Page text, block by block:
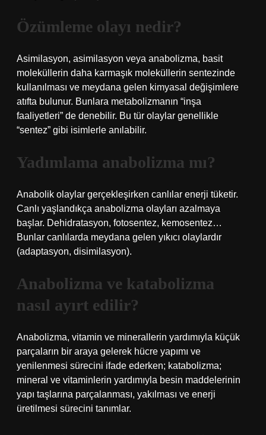
Özümleme olayı nedir?
Asimilasyon, asimilasyon veya anabolizma, basit
moleküllerin daha karmaşık moleküllerin sentezinde
kullanılması ve meydana gelen kimyasal değişimlere
atıfta bulunur. Bunlara metabolizmanın “inşa
faaliyetleri” de denebilir. Bu tür olaylar genellikle
“sentez” gibi isimlerle anılabilir.
Yadımlama anabolizma mı?
Anabolik olaylar gerçekleşirken canlılar enerji tüketir.
Canlı yaşlandıkça anabolizma olayları azalmaya
başlar. Dehidratasyon, fotosentez, kemosentez…
Bunlar canlılarda meydana gelen yıkıcı olaylardır
(adaptasyon, disimilasyon).
Anabolizma ve katabolizma
nasıl ayırt edilir?
Anabolizma, vitamin ve minerallerin yardımıyla küçük
parçaların bir araya gelerek hücre yapımı ve
yenilenmesi sürecini ifade ederken; katabolizma;
mineral ve vitaminlerin yardımıyla besin maddelerinin
yapı taşlarına parçalanması, yakılması ve enerji
üretilmesi sürecini tanımlar.